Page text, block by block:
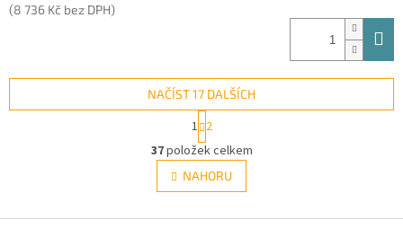
(8 736 Kč bez DPH)
O
v
l
á
NAČÍST 17 DALŠÍCH
t
r
á
n
k
v
1 2
37položek celkem
NAHORU